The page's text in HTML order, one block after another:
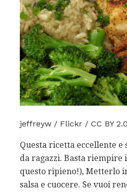
jeffreyw / Flickr / CC BY 2.0
Questa ricetta eccellente e
da ragazzi. Basta riempire
questo ripieno!), Metterlo
salsa e cuocere. Se vuoi